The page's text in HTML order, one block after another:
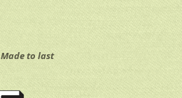
Made to last